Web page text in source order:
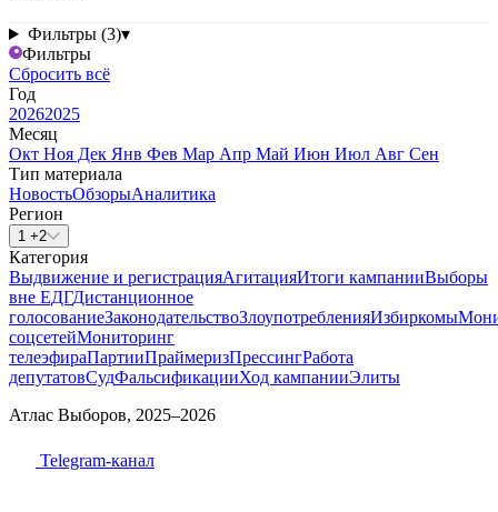
Фильтры (3)▾
Фильтры
Сбросить всё
Год
20262025
Месяц
Окт Ноя Дек Янв Фев Мар Апр Май Июн Июл Авг Сен
Тип материала
НовостьОбзорыАналитика
Регион
1 +2
Категория
Выдвижение и регистрацияАгитацияИтоги кампанииВыборы
вне ЕДГДистанционное
голосованиеЗаконодательствоЗлоупотребленияИзбиркомы
соцсетейМониторинг
телеэфираПартииПраймеризПрессингРабота
депутатовСудФальсификацииХод кампанииЭлиты
Атлас Выборов, 2025–2026
Telegram-канал